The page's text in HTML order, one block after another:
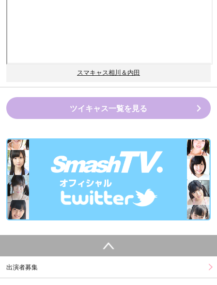
スマキャス相川＆内田
ツイキャス一覧を見る
出演者募集